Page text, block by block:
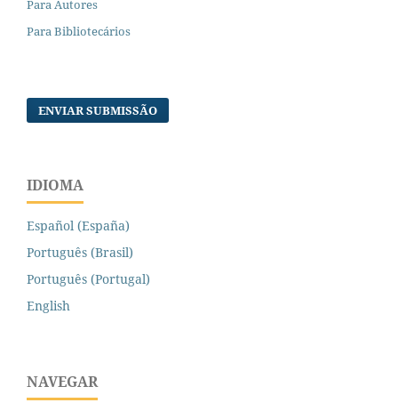
Para Autores
Para Bibliotecários
ENVIAR SUBMISSÃO
IDIOMA
Español (España)
Português (Brasil)
Português (Portugal)
English
NAVEGAR